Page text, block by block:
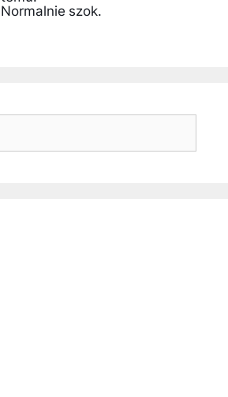
Normalnie szok.